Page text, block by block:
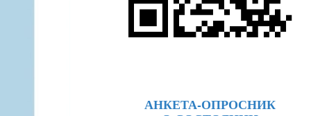
АНКЕТА-ОПРОСНИК